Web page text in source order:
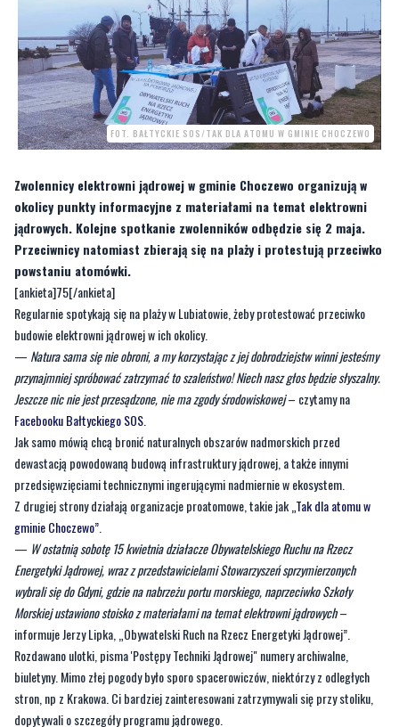
FOT. BAŁTYCKIE SOS/TAK DLA ATOMU W GMINIE CHOCZEWO
Zwolennicy elektrowni jądrowej w gminie Choczewo organizują w
okolicy punkty informacyjne z materiałami na temat elektrowni
Przeciwnicy natomiast zbierają się na plaży i protestują przeciwko
powstaniu atomówki.
[ankieta]75[/ankieta]
Regularnie spotykają się na plaży w Lubiatowie, żeby protestować przeciwko
budowie elektrowni jądrowej w ich okolicy.
—Natura sama się nie obroni, a my korzystając z jej dobrodziejstw winni jesteśmy
przynajmniej spróbować zatrzymać to szaleństwo! Niech nasz głos będzie słyszalny.
Jeszcze nic nie jest przesądzone, nie ma zgody środowiskowej
Facebooku Bałtyckiego SOS.
Jak samo mówią chcą bronić naturalnych obszarów nadmorskich przed
dewastacją powodowaną budową infrastruktury jądrowej, a także innymi
przedsięwzięciami technicznymi ingerującymi nadmiernie w ekosystem.
Z drugiej strony działają organizacje proatomowe, takie jak„Tak dla atomu w
gminie Choczewo”.
—W ostatnią sobotę 15 kwietnia działacze Obywatelskiego Ruchu na Rzecz
Energetyki Jądrowej, wraz z przedstawicielami Stowarzyszeń sprzymierzonych
wybrali się do Gdyni, gdzie na nabrzeżu portu morskiego, naprzeciwko Szkoły
Morskiej ustawiono stoisko z materiałami na temat elektrowni jądrowych–
informuje Jerzy Lipka, „Obywatelski Ruch na Rzecz Energetyki Jądrowej”.
Rozdawano ulotki, pisma 'Postępy Techniki Jądrowej" numery archiwalne,
biuletyny. Mimo złej pogody było sporo spacerowiczów, niektórzy z odległych
stron, np z Krakowa. Ci bardziej zainteresowani zatrzymywali się przy stoliku,
dopytywali o szczegóły programu jądrowego.
Kolejna podobna akcja jest planowana w Choczewie pod urzędem gminy na 2
maja 2023 od godziny 11:00 do 16:00.